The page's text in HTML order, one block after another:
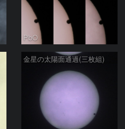
PbO
金星の太陽面通過(三枚組)